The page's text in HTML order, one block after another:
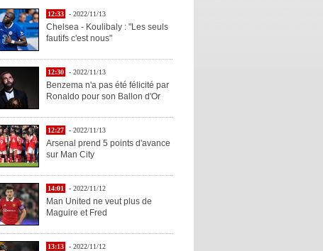
12:33 - 2022/11/13
Chelsea - Koulibaly : "Les seuls
fautifs c'est nous"
12:30 - 2022/11/13
Benzema n'a pas été félicité par
Ronaldo pour son Ballon d'Or
12:27 - 2022/11/13
Arsenal prend 5 points d'avance
sur Man City
14:01 - 2022/11/12
Man United ne veut plus de
Maguire et Fred
13:13 - 2022/11/12